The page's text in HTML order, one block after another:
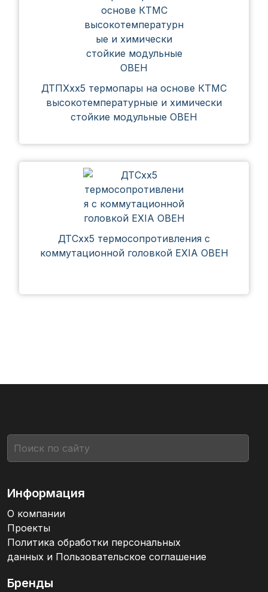
ДТПХхх5 термопары на основе КТМС
высокотемпературные и химически
стойкие модульные ОВЕН
ДТСхх5 термосопротивления с
коммутационной головкой EXIA ОВЕН
Информация
О компании
Проекты
Политика обработки персональных
данных и Пользовательское соглашение
Бренды